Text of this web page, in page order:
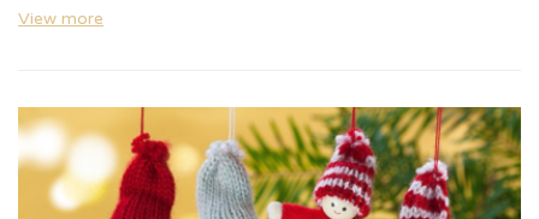
View more